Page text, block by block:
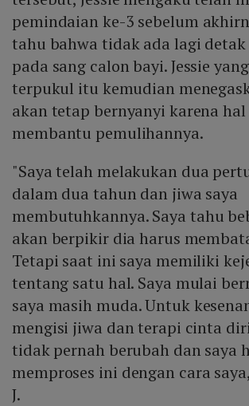
pemindaian ke-3 sebelum
tahu bahwa tidak ada lagi
pada sang calon bayi. Jessie
terpukul itu kemudian
akan tetap bernyanyi karena
membantu pemulihannya.
"Saya telah melakukan dua
dalam dua tahun dan jiwa saya
membutuhkannya. Saya tahu
akan berpikir dia harus
Tetapi saat ini saya memiliki
tentang satu hal. Saya mulai
saya masih muda. Untuk
mengisi jiwa dan terapi cinta
tidak pernah berubah dan saya
memproses ini dengan cara
J.